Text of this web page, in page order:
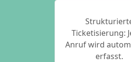
Ticketisierung:
Anruf wird
erfasst.